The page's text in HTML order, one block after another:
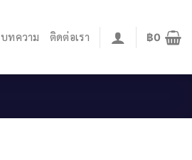
บทความ ติดต่อเรา ฿0